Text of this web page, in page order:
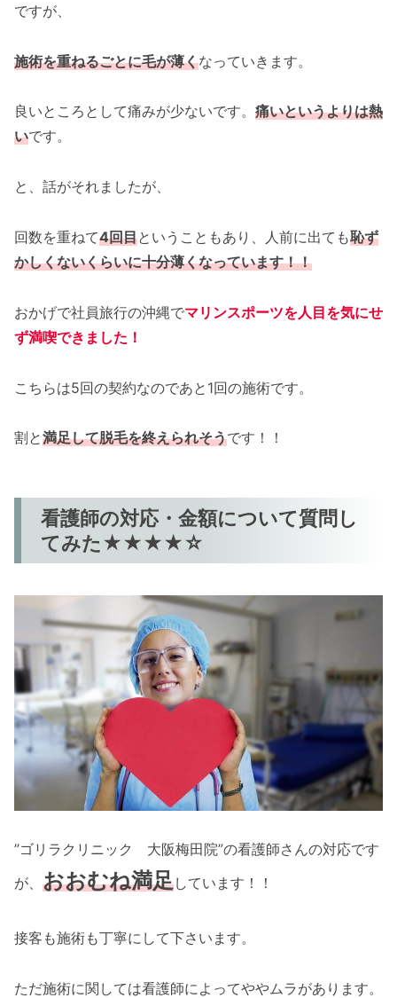
ですが、
施術を重ねるごとに毛が薄くなっていきます。
良いところとして痛みが少ないです。 痛いというよりは熱
いです。
と、話がそれましたが、
回数を重ねて4回目ということもあり、人前に出ても恥ず
かしくないくらいに十分薄くなっています！！
おかげで社員旅行の沖縄でマリンスポーツを人目を気にせ
ず満喫できました！
こちらは5回の契約なのであと1回の施術です。
割と満足して脱毛を終えられそうです！！
看護師の対応・金額について質問し
てみた★★★★☆
”ゴリラクリニック 大阪梅田院”の看護師さんの対応です
が、 おおむね満足しています！！
接客も施術も丁寧にして下さいます。
ただ施術に関しては看護師によってややムラがあります。